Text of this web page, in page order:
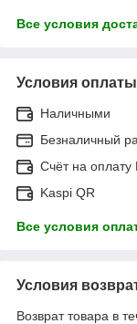
Все условия
Условия оплаты
Наличными
Безналичный
Счёт на оплату
Kaspi QR
Все условия
Условия
Возврат товара в